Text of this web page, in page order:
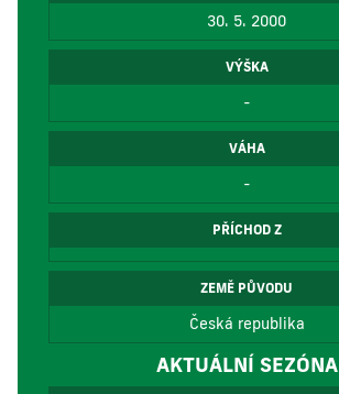
30. 5. 2000
VÝŠKA
-
VÁHA
-
PŘÍCHOD Z
ZEMĚ PŮVODU
Česká republika
AKTUÁLNÍ SEZÓNA